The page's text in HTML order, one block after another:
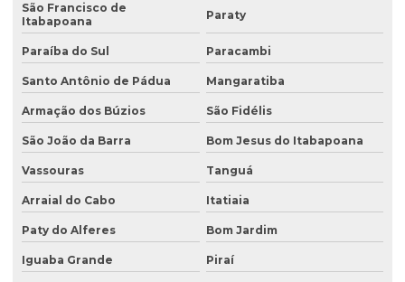
Avaliação de passivo ambiental
Avaliação preliminar de áreas contaminadas
Avaliação preliminar de passivo ambiental
Coleta de água
Coleta de água para análise
Coleta de água para análise físico química
Coleta de água para análise microbiológica
Coleta de água industrial
São Francisco de
Itabapoana
Paraty
Paraíba do Sul Paracambi
Santo Antônio de Pádua Mangaratiba
Armação dos Búzios São Fidélis
São João da Barra Bom Jesus do Itabapoana
Vassouras Tanguá
Arraial do Cabo Itatiaia
Paty do Alferes Bom Jardim
Iguaba Grande Piraí